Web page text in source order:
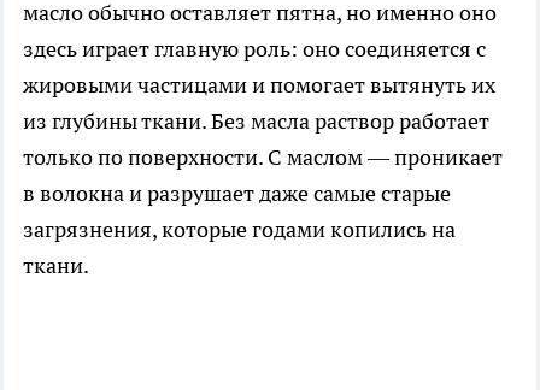
масло обычно оставляет пятна, но именно оно
здесь играет главную роль: оно соединяется с
жировыми частицами и помогает вытянуть их
из глубины ткани. Без масла раствор работает
только по поверхности. С маслом — проникает
в волокна и разрушает даже самые старые
загрязнения, которые годами копились на
ткани.